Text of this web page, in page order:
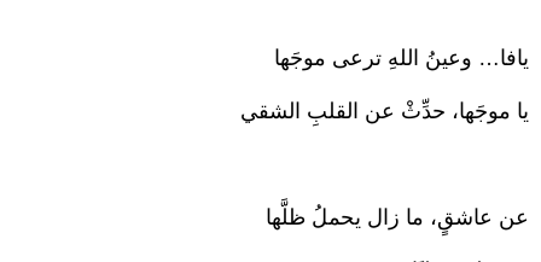
يافا… وعينُ اللهِ ترعى موجَها
يا موجَها، حدِّثْ عن القلبِ الشقي
عن عاشقٍ، ما زال يحملُ ظلَّها